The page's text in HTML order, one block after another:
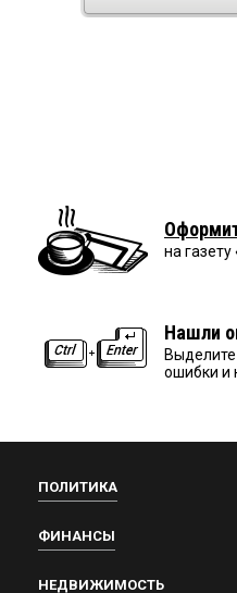
на
Нашли
ошибки и
ПОЛИТИКА
ФИНАНСЫ
НЕДВИЖИМОСТЬ